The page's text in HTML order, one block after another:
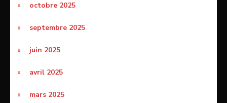
octobre 2025
septembre 2025
juin 2025
avril 2025
mars 2025